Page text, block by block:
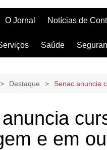
O Jornal Notícias de
Saúde
Destaque Senac anuncia
e em